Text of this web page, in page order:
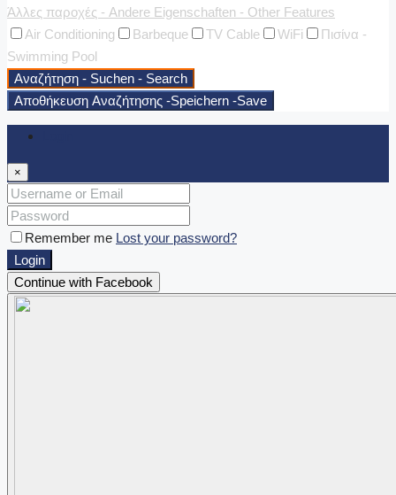
Άλλες παροχές - Andere Eigenschaften - Other Features
Air Conditioning
Barbeque TV Cable WiFi
Πισίνα -
Swimming Pool
Αναζήτηση - Suchen - Search
Αποθήκευση Αναζήτησης -Speichern -Save
×
Remember me Lost your password?
Login
Continue with Facebook